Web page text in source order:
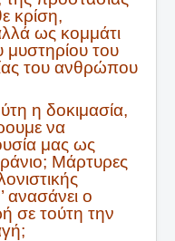
κρίση,
ως κομμάτι
του
του ανθρώπου
η δοκιμασία,
να
μας ως
Mάρτυρες
ανασάνει ο
σε τούτη την